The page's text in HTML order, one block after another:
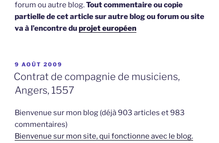
forum ou autre blog.Tout commentaire ou copie
partielle de cet article sur autre blog ou forum ou site
va à l’encontre duprojet européen
PUBLIÉ
LE
9 AOÛT 2009
Contrat de compagnie de musiciens,
Angers, 1557
Bienvenue sur mon blog (déjà 903 articles et 983
commentaires)
Bienvenue sur mon site, qui fonctionne avec le blog.